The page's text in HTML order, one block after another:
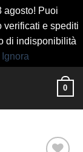
agosto! Puoi
verificati e spediti
di indisponibilità
Ignora
0